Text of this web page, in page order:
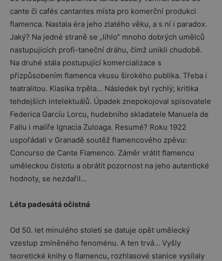
cante či cafés cantantes místa pro komerční produkci
flamenca. Nastala éra jeho zlatého věku, a s ní i paradox.
Jaký? Na jedné straně se „líhlo“ mnoho dobrých umělců
nastupujících profi-taneční dráhu, čímž unikli chudobě.
Na druhé stála postupující komercializace s
přizpůsobením flamenca vkusu širokého publika. Třeba i
teatralitou. Klasika trpěla… Následek byl rychlý; kritika
tehdejších intelektuálů. Úpadek znepokojoval spisovatele
Federica Garcíu Lorcu, hudebního skladatele Manuela de
Fallu i malíře Ignacia Zuloaga. Resumé? Roku 1922
uspořádali v Granadě soutěž flamencového zpěvu:
Concurso de Cante Flamenco. Záměr vrátit flamencu
uměleckou čistotu a obrátit pozornost na jeho autentické
hodnoty, se nezdařil…
Léta padesátá očistná
Od 50. let minulého století se datuje opět umělecký
vzestup zmíněného fenoménu. A ten trvá… Vyšly
teoretické knihy o flamencu, rozhlasové stanice vysílaly